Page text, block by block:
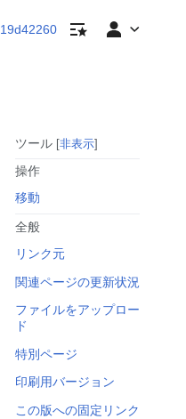
19d42260 ウォッチリスト
個人用ツール
ツール 非表示
操作
移動
全般
リンク元
関連ページの更新状況
ファイルをアップロー
ド
特別ページ
印刷用バージョン
この版への固定リンク